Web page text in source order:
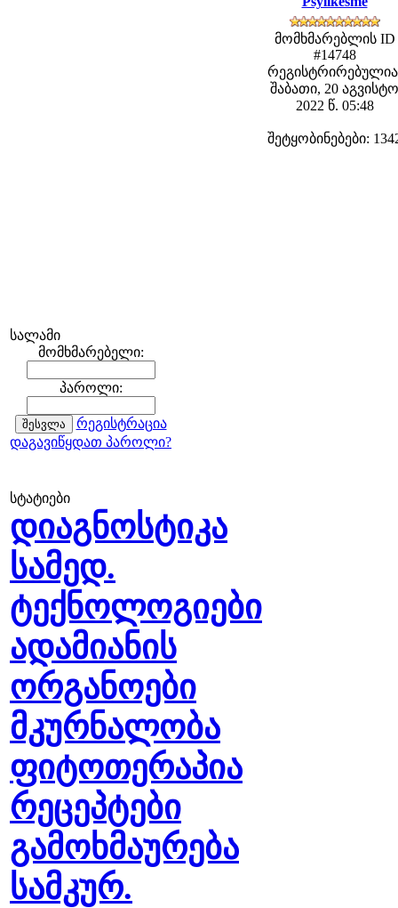
სალამი
მომხმარებელი:
პაროლი:
რეგისტრაცია
დაგავიწყდათ პაროლი?
სტატიები
დიაგნოსტიკა
სამედ.
ტექნოლოგიები
ადამიანის
ორგანოები
მკურნალობა
ფიტოთერაპია
რეცეპტები
გამოხმაურება
სამკურ.
მომხმარებლის ID
#14748
შაბათი, 20 აგვისტო
2022 წ. 05:48
შეტყობინებები: